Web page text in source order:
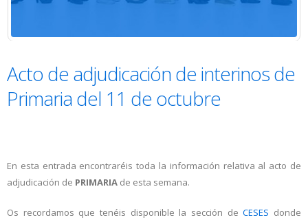
Acto de adjudicación de interinos de
Primaria del 11 de octubre
En esta entrada encontraréis toda la información relativa al acto de
adjudicación de PRIMARIA de esta semana.
Os recordamos que tenéis disponible la sección deCESES donde